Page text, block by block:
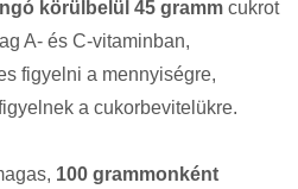
körülbelül 45 gramm cukrot
A- és C-vitaminban,
figyelni a mennyiségre,
a cukorbevitelükre.
100 grammonként